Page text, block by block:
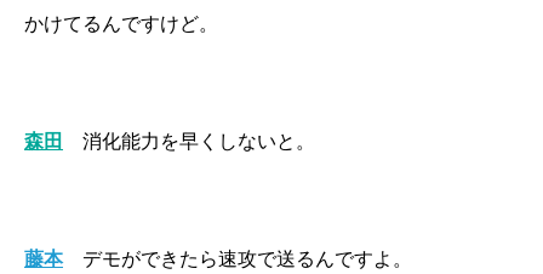
かけてるんですけど。
森田 消化能力を早くしないと。
藤本 デモができたら速攻で送るんですよ。